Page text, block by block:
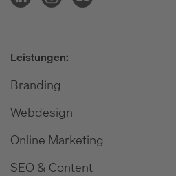
Leistungen:
Branding
Webdesign
Online Marketing
SEO & Content